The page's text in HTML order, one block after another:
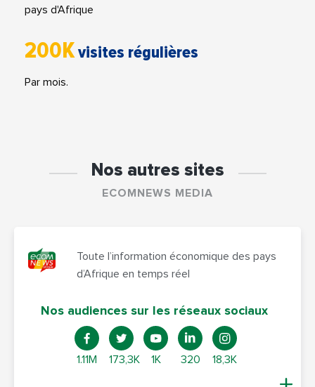
pays d'Afrique
200Kvisites régulières
Par mois.
Nos autres sites
ECOMNEWS MEDIA
Toute l’information économique des pays
d’Afrique en temps réel
Nos audiences sur les réseaux sociaux
1.11M 173,3K 1K 320 18,3K